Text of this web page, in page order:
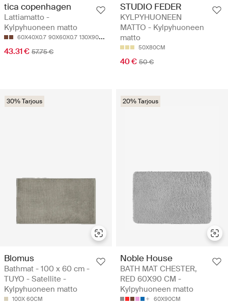
tica copenhagen
Lattiamatto -
Kylpyhuoneen matto
60X40X0.7 90X60X0.7 130X90X0.7
43.31 € 57.75 €
STUDIO FEDER
KYLPYHUONEEN
MATTO - Kylpyhuoneen
matto
50X80CM
40 € 50 €
30% Tarjous
Blomus
Bathmat - 100 x 60 cm -
TUYO - Satellite -
Kylpyhuoneen matto
100X 60CM
20% Tarjous
Noble House
BATH MAT CHESTER,
RED 60X90 CM -
Kylpyhuoneen matto
60X90CM